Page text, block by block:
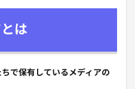
は
ちで保有しているメディアの